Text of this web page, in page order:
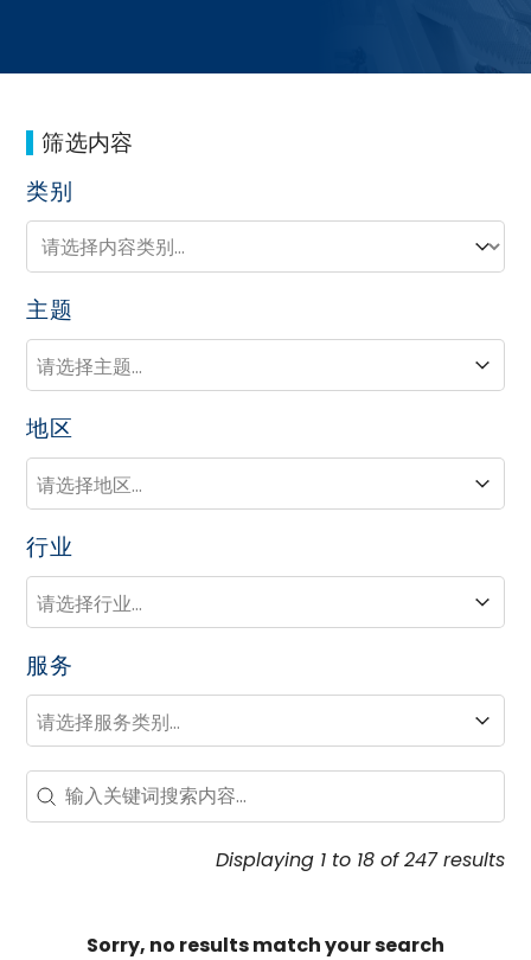
筛选内容
类别
类别
类别
主题
主题
主题
地区
地区
地区
行业
行业
行业
服务
服务
服务
Search – Resource Hub
Search content
Displaying 1 to 18 of 247 results
Sorry, no results match your search